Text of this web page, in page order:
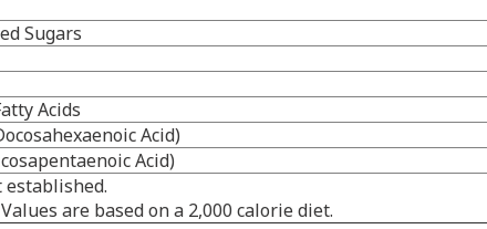
Sugars
Acids
Acid)
Acid)
are based on a 2,000 calorie diet.